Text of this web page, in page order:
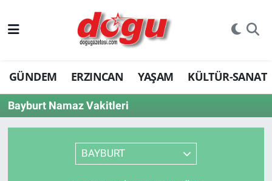
GÜNDEM ERZINCAN YAŞAM KÜLTÜR-SANAT
Bayburt Namaz Vakitleri
BAYBURT
ERZINCAN
GÜNDEM
ERZİNCAN FOTOĞRAFLARI